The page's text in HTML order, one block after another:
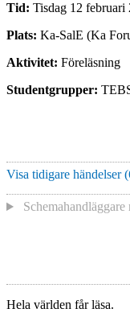
Tid: Tisdag 12
Plats: Ka-SalE (Ka
Aktivitet: Föreläsning
Studentgrupper:
Visa tidigare händelser (
Schemahandläggare
Hela världen får läsa.